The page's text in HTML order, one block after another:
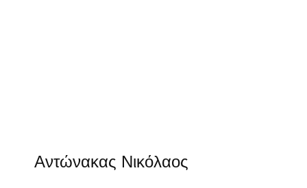
Αντώνακας Νικόλαος